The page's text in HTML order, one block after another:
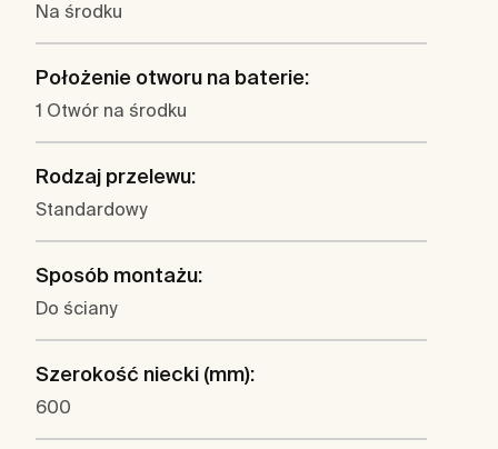
Na środku
Położenie otworu na baterie:
1 Otwór na środku
Rodzaj przelewu:
Standardowy
Sposób montażu:
Do ściany
Szerokość niecki (mm):
600